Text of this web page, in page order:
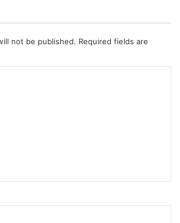
not be published. Required fields are